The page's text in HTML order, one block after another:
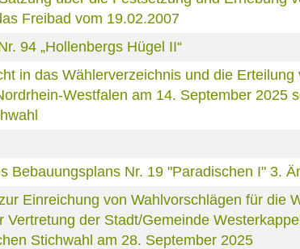
Freibad vom 19.02.2007
94 „Hollenbergs Hügel II“
in das Wählerverzeichnis und die Erteilung
Westfalen am 14. September 2025
Bebauungsplans Nr. 19 "Paradischen I" 3.
Einreichung von Wahlvorschlägen für die
der Stadt/Gemeinde
Stichwahl am 28. September 2025